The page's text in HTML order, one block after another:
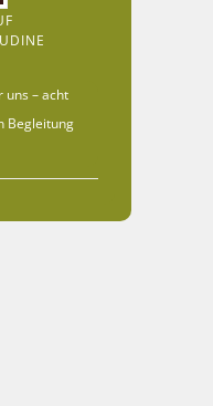
uns – acht
Begleitung